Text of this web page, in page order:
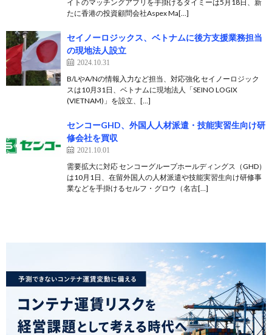
イトのマッチングアプリを手掛けるタイミーは5月18日、新
たに香港の投資顧問会社Aspex Ma[…]
セイノーロジックス、ベトナムに後方支援業務担当
の現地法人設立
2024.10.31
B/LやA/Nの情報入力など担当、対応強化 セイノーロジック
スは10月31日、ベトナムに現地法人「SEINO LOGIX
(VIETNAM)」を設立、[…]
センコーGHD、外国人人材派遣・技能実習生向け研
修会社を買収
2021.10.01
需要拡大に対応 センコーグループホールディングス（GHD）
は10月1日、在留外国人の人材派遣や技能実習生向け研修事
業などを手掛けるセルフ・グロウ（名古[…]